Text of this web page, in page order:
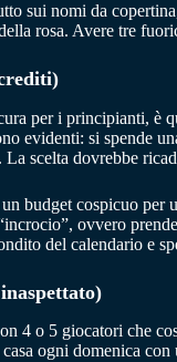
sui nomi da
rosa. Avere tre
per i principianti, è
evidenti: si spende
scelta dovrebbe
budget cospicuo per
ovvero
del calendario e
4 o 5 giocatori che
ogni domenica